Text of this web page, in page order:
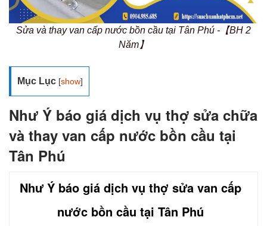
Sửa và thay van cấp nước bồn cầu tại Tân Phú -【BH 2
Năm】
Mục Lục [show]
Như Ý báo giá dịch vụ thợ sửa chữa
và thay van cấp nước bồn cầu tại
Tân Phú
Như Ý báo giá dịch vụ thợ sửa van cấp
nước bồn cầu tại Tân Phú